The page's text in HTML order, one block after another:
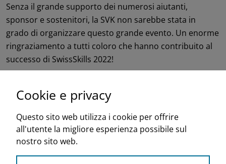
Senza il grande supporto dei numerosi aiutanti,
sponsor e sostenitori, la SVK non sarebbe stata in
grado di organizzare questo grande evento. Un enorme
ringraziamento a tutti coloro che hanno contribuito al
successo di SwissSkills 2022!
Cookie e privacy
Questo sito web utilizza i cookie per offrire
all'utente la migliore esperienza possibile sul
nostro sito web.